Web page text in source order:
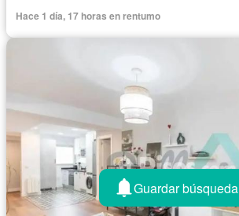
Hace 1 día, 17 horas en rentumo
Guardar búsqueda